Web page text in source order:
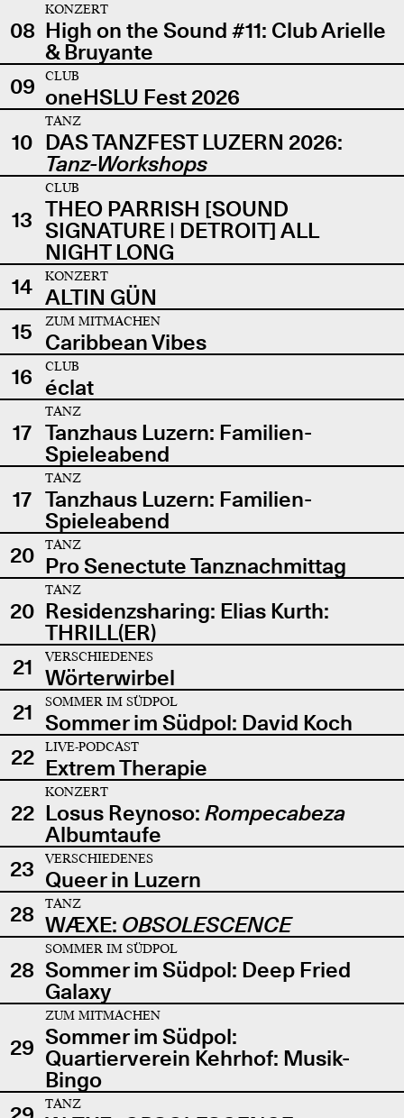
08
KONZERT
High on the Sound #11: Club Arielle
& Bruyante
09
CLUB
oneHSLU Fest 2026
10
TANZ
DAS TANZFEST LUZERN 2026:
Tanz-Workshops
13
CLUB
THEO PARRISH [SOUND
SIGNATURE | DETROIT] ALL
NIGHT LONG
14
KONZERT
ALTIN GÜN
15
ZUM MITMACHEN
Caribbean Vibes
16
CLUB
éclat
17
TANZ
Tanzhaus Luzern: Familien-
Spieleabend
17
TANZ
Tanzhaus Luzern: Familien-
Spieleabend
20
TANZ
Pro Senectute Tanznachmittag
20
TANZ
Residenzsharing: Elias Kurth:
THRILL(ER)
21
VERSCHIEDENES
Wörterwirbel
21
SOMMER IM SÜDPOL
Sommer im Südpol: David Koch
22
LIVE-PODCAST
Extrem Therapie
22
KONZERT
Losus Reynoso: Rompecabeza
Albumtaufe
23
VERSCHIEDENES
Queer in Luzern
28
TANZ
WÆXE: OBSOLESCENCE
28
SOMMER IM SÜDPOL
Sommer im Südpol: Deep Fried
Galaxy
29
ZUM MITMACHEN
Sommer im Südpol:
Quartierverein Kehrhof: Musik-
Bingo
TANZ